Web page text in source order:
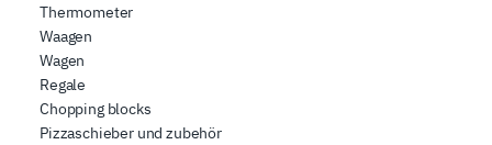
Thermometer
Waagen
Wagen
Regale
Chopping blocks
Pizzaschieber und zubehör